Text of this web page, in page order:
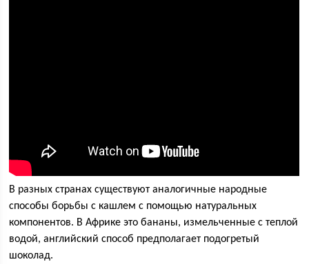
В разных странах существуют аналогичные народные
способы борьбы с кашлем с помощью натуральных
компонентов. В Африке это бананы, измельченные с теплой
водой, английский способ предполагает подогретый
шоколад.